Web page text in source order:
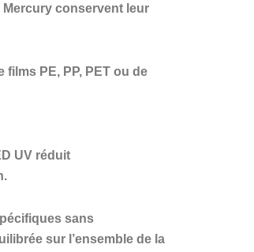
conservent leur
PE, PP, PET ou de
UV réduit
sans
sur l’ensemble de la